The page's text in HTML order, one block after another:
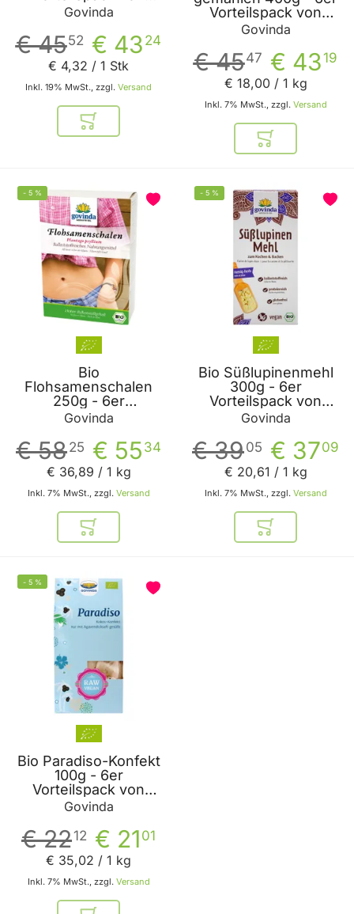
Govinda
Govinda
€ 43 24
€ 4552
Inkl. 19% MwSt., zzgl. Versand
€ 4,32 / 1 Stk
In den Warenkorb
Vorteilspack von
Govinda
Govinda
€ 4319
€ 4547
Inkl. 7% MwSt., zzgl. Versand
€ 18,00/ 1 kg
In den
- 5 %
Bio
Flohsamenschalen
250g - 6er
Vorteilspack von
Govinda
€ 55 34
€ 5825
Inkl. 7% MwSt., zzgl. Versand
€ 36,89 / 1 kg
In den Warenkorb
- 5 %
Bio Süßlupinenmehl
300g - 6er
Vorteilspack von
Govinda
Govinda
€ 3709
€ 3905
Inkl. 7% MwSt., zzgl. Versand
€ 20,61 / 1 kg
In den
- 5 %
Bio Paradiso-Konfekt
100g - 6er
Vorteilspack von
Govinda
Govinda
€ 21 01
€ 2212
Inkl. 7% MwSt., zzgl. Versand
€ 35,02 / 1 kg